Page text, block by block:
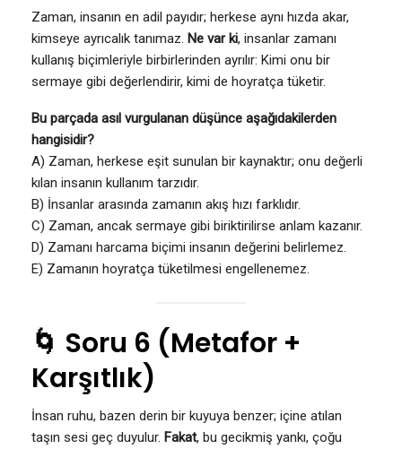
Zaman, insanın en adil payıdır; herkese aynı hızda akar,
kimseye ayrıcalık tanımaz. Ne var ki, insanlar zamanı
kullanış biçimleriyle birbirlerinden ayrılır: Kimi onu bir
sermaye gibi değerlendirir, kimi de hoyratça tüketir.
Bu parçada asıl vurgulanan düşünce aşağıdakilerden
hangisidir?
A) Zaman, herkese eşit sunulan bir kaynaktır; onu değerli
kılan insanın kullanım tarzıdır.
B) İnsanlar arasında zamanın akış hızı farklıdır.
C) Zaman, ancak sermaye gibi biriktirilirse anlam kazanır.
D) Zamanı harcama biçimi insanın değerini belirlemez.
E) Zamanın hoyratça tüketilmesi engellenemez.
🌀 Soru 6 (Metafor +
Karşıtlık)
İnsan ruhu, bazen derin bir kuyuya benzer; içine atılan
taşın sesi geç duyulur. Fakat, bu gecikmiş yankı, çoğu